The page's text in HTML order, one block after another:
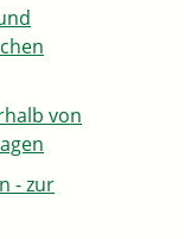
von
- zur